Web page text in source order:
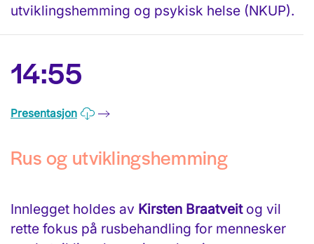
utviklingshemming og psykisk helse (NKUP).
14:55
Presentasjon
Rus og utviklingshemming
Innlegget holdes av Kirsten Braatveitog vil
rette fokus på rusbehandling for mennesker